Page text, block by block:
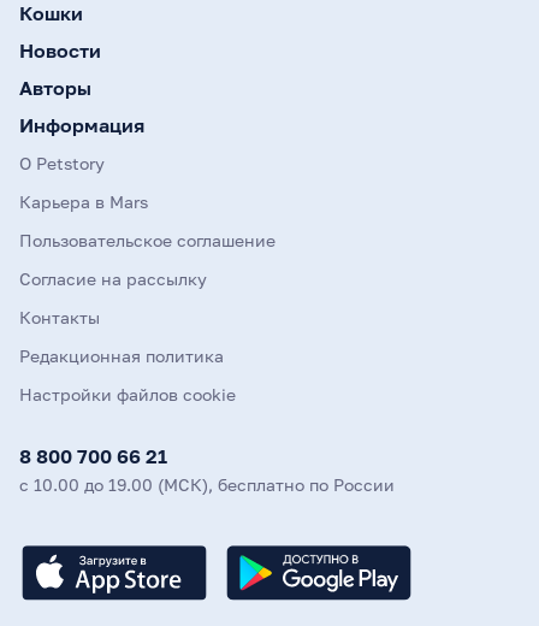
Кошки
Новости
Авторы
Информация
О Petstory
Карьера в Mars
Пользовательское соглашение
Согласие на рассылку
Контакты
Редакционная политика
Настройки файлов cookie
8 800 700 66 21
с 10.00 до 19.00 (МСК), бесплатно по России